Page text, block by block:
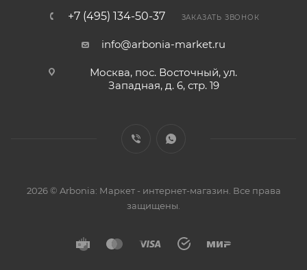
+7 (495) 134-50-37 ЗАКАЗАТЬ ЗВОНОК
info@arbonia-market.ru
Москва, пос. Восточный, ул.
Западная, д. 6, стр. 19
2026 © Arbonia: Маркет - интернет-магазин. Все права
защищены.